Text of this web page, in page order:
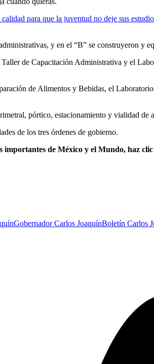
y en el “B” se construyeron y
de Capacitación Administrativa y el
de Alimentos y Bebidas, el
pórtico, estacionamiento y vialidad de
de los tres órdenes de gobierno.
importantes de México y el Mundo, haz clic
Gobernador Carlos JoaquínBoletín Carlos